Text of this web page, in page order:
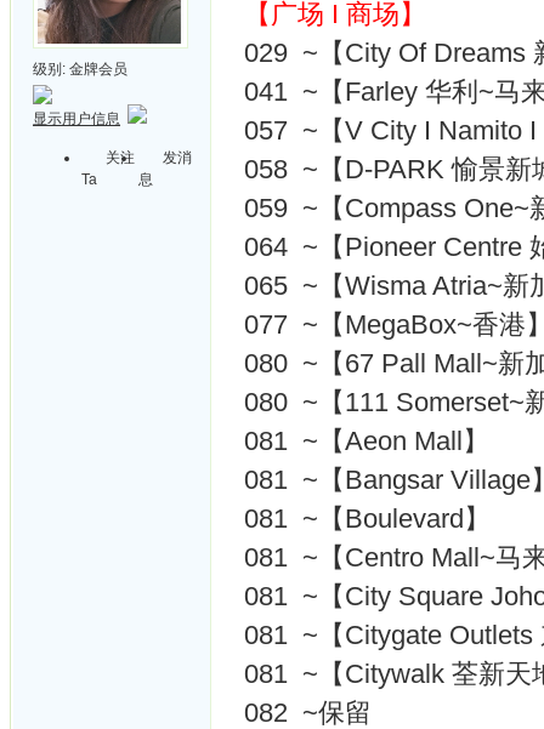
级别: 金牌会员
显示用户信息
关注
Ta
发消
息
【广场 I 商场】
029 ~【City Of Dreams
041 ~【Farley 华利~马
057 ~【V City I Namito I
058 ~【D-PARK 愉景新
059 ~【Compass One~
064 ~【Pioneer Centre
065 ~【Wisma Atria~新
077 ~【MegaBox~香港
080 ~【67 Pall Mall~新
080 ~【111 Somerset~
081 ~【Aeon Mall】
081 ~【Bangsar Village
081 ~【Boulevard】
081 ~【Centro Mall~马
081 ~【City Square
081 ~【Citygate Outlets
081 ~【Citywalk 荃新天
082 ~保留